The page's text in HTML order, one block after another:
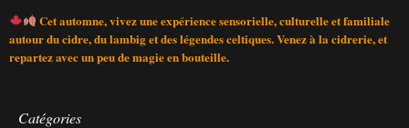
Cet automne, vivez une expérience sensorielle, culturelle et familiale
autour du cidre, du lambig et des légendes celtiques. Venez à la cidrerie, et
repartez avec un peu de magie en bouteille.
Catégories